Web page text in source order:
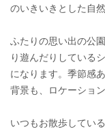
のいきいきとした自
ふたりの思い出の公
り遊んだりしている
になります。季節感
背景も、ロケーショ
いつもお散歩してい